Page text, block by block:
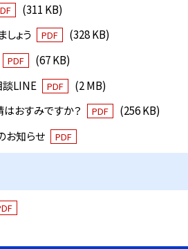
(311 KB)
ょう
PDF
(328 KB)
PDF
(67 KB)
談LINE
PDF
(2 MB)
おすみですか？
PDF
(256 KB)
お知らせ
PDF